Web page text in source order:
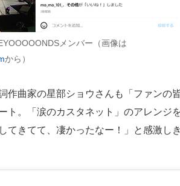
メンバー（画像は
から）
作曲家の星部ショウさんも「ファンの
ト。「涙のカスタネット」のアレンジ
てきてて、凄かったなー！」と感激し